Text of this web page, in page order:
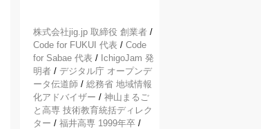
株式会社jig.jp 取締役 創業者 /
Code for FUKUI 代表 / Code
for Sabae 代表 / IchigoJam 発
明者 / デジタル庁 オープンデ
ータ伝道師 / 総務省 地域情報
化アドバイザー / 神山まるご
と高専 技術教育統括ディレク
ター / 福井高専 1999年卒 /